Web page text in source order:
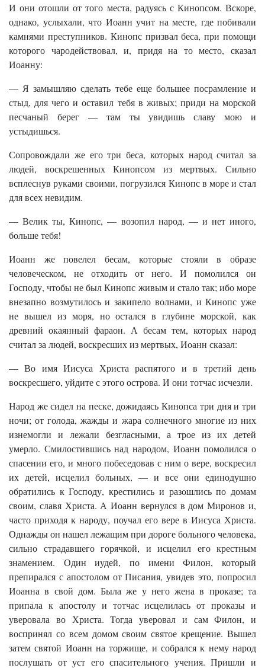
И они отошли от того места, радуясь с Кинопсом. Вскоре,
однако, услыхали, что Иоанн учит на месте, где побивали
камнями преступников. Кинопс призвал беса, при помощи
которого чародействовал, и, придя на то место, сказал
Иоанну:
— Я замышляю сделать тебе еще большее посрамление и
стыд, для чего и оставил тебя в живых; приди на морской
песчаный берег — там ты увидишь славу мою и
устыдишься.
Сопровождали же его три беса, которых народ считал за
людей, воскрешенных Кинопсом из мертвых. Сильно
всплеснув руками своими, погрузился Кинопс в море и стал
для всех невидим.
— Велик ты, Кинопс, — возопил народ, — и нет иного,
больше тебя!
Иоанн же повелел бесам, которые стояли в образе
человеческом, не отходить от него. И помолился он
Господу, чтобы не был Кинопс живым и стало так; ибо море
внезапно возмутилось и закипело волнами, и Кинопс уже
не вышел из моря, но остался в глубине морской, как
древний окаянный фараон. А бесам тем, которых народ
считал за людей, воскресших из мертвых, Иоанн сказал:
— Во имя Иисуса Христа распятого и в третий день
воскресшего, уйдите с этого острова. И они тотчас исчезли.
Народ же сидел на песке, дожидаясь Кинопса три дня и три
ночи; от голода, жажды и жара солнечного многие из них
изнемогли и лежали безгласными, а трое из их детей
умерло. Смилостившись над народом, Иоанн помолился о
спасении его, и много побеседовав с ним о вере, воскресил
их детей, исцелил больных, — и все они единодушно
обратились к Господу, крестились и разошлись по домам
своим, славя Христа. А Иоанн вернулся в дом Миронов и,
часто приходя к народу, поучал его вере в Иисуса Христа.
Однажды он нашел лежащим при дороге больного человека,
сильно страдавшего горячкой, и исцелил его крестным
знамением. Один иудей, по имени Филон, который
препирался с апостолом от Писания, увидев это, попросил
Иоанна в свой дом. Была же у него жена в проказе; та
припала к апостолу и тотчас исцелилась от проказы и
уверовала во Христа. Тогда уверовал и сам Филон, и
воспринял со всем домом своим святое крещение. Вышел
затем святой Иоанн на торжище, и собрался к нему народ
послушать от уст его спасительного учения. Пришли и